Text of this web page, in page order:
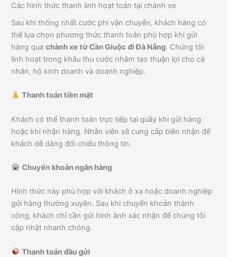
Các hình thức thanh linh hoạt toán tại chành xe
Sau khi thống nhất cước phí vận chuyển, khách hàng có
thể lựa chọn phương thức thanh toán phù hợp khi gửi
hàng quachành xe từ Cần Giuộc đi Đà Nẵng. Chúng tôi
linh hoạt trong khâu thu cước nhằm tạo thuận lợi cho cá
nhân, hộ kinh doanh và doanh nghiệp.
Thanh toán tiền mặt
Khách có thể thanh toán trực tiếp tại quầy khi gửi hàng
hoặc khi nhận hàng. Nhân viên sẽ cung cấp biên nhận để
khách dễ dàng đối chiếu thông tin.
Chuyển khoản ngân hàng
Hình thức này phù hợp với khách ở xa hoặc doanh nghiệp
gửi hàng thường xuyên. Sau khi chuyển khoản thành
công, khách chỉ cần gửi hình ảnh xác nhận để chúng tôi
cập nhật nhanh chóng.
Thanh toán đầu gửi